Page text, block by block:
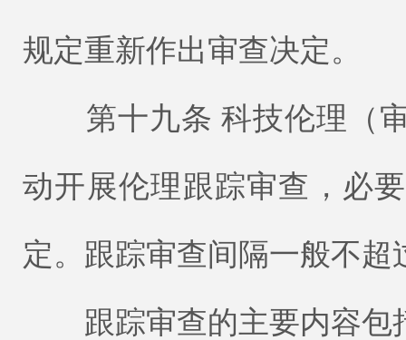
规定重新作出审查决定。
第十九条 科技伦理（审
动开展伦理跟踪审查，必
定。跟踪审查间隔一般不超
跟踪审查的主要内容包